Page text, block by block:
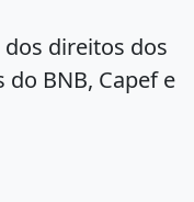
direitos dos
BNB, Capef e